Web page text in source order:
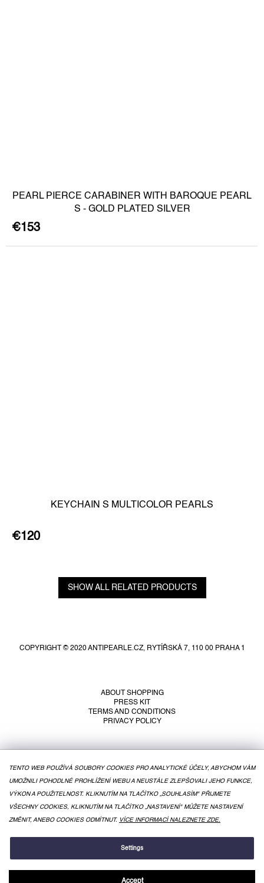
TENTO WEB POUŽÍVÁ SOUBORY COOKIES PRO ANALYTICKÉ ÚČELY, ABYCHOM VÁM
UMOŽNILI POHODLNÉ PROHLÍŽENÍ WEBU A NEUSTÁLE ZLEPŠOVALI JEHO FUNKCE,
VÝKON A POUŽITELNOST. KLIKNUTÍM NA TLAČÍTKO „SOUHLASÍM" PŘIJMETE
VŠECHNY COOKIES, KLIKNUTÍM NA TLAČÍTKO „NASTAVENÍ" MŮŽETE NASTAVENÍ
ZMĚNIT, ANEBO COOKIES ODMÍTNUT. VÍCE INFORMACÍ NALEZNETE ZDE.
Settings
Accept
PEARL PIERCE CARABINER WITH BAROQUE PEARL
S - GOLD PLATED SILVER
€153
KEYCHAIN S MULTICOLOR PEARLS
€120
SHOW ALL RELATED PRODUCTS
COPYRIGHT © 2020 ANTIPEARLE.CZ, RYTÍŘSKÁ 7, 110 00 PRAHA 1
ABOUT SHOPPING
PRESS KIT
TERMS AND CONDITIONS
PRIVACY POLICY
CREATED BY SHOPTET